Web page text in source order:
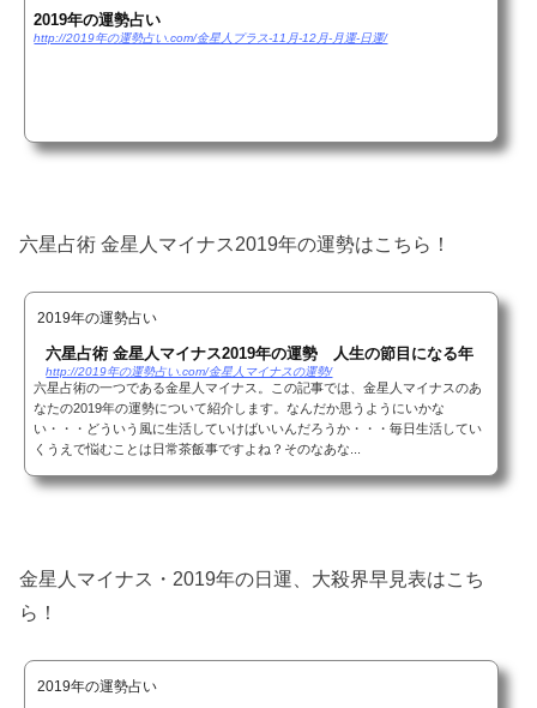
2019年の運勢占い
http://2019年の運勢占い.com/金星人プラス-11月-12月-月運-日運/
六星占術 金星人マイナス2019年の運勢はこちら！
2019年の運勢占い
六星占術 金星人マイナス2019年の運勢 人生の節目になる年
http://2019年の運勢占い.com/金星人マイナスの運勢/
六星占術の一つである金星人マイナス。この記事では、金星人マイナスのあ
なたの2019年の運勢について紹介します。なんだか思うようにいかな
い・・・どういう風に生活していけばいいんだろうか・・・毎日生活してい
くうえで悩むことは日常茶飯事ですよね？そのなあな...
金星人マイナス・2019年の日運、大殺界早見表はこち
ら！
2019年の運勢占い